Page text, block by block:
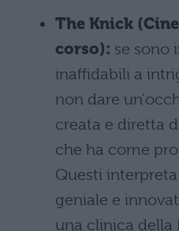
The Knick
corso): se sono
inaffidabili a
non dare
creata e diretta
che ha come
Questi
geniale e
una clinica della